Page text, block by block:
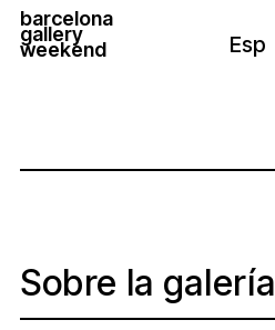
barcelona
gallery
weekend Esp
Sobre la galería